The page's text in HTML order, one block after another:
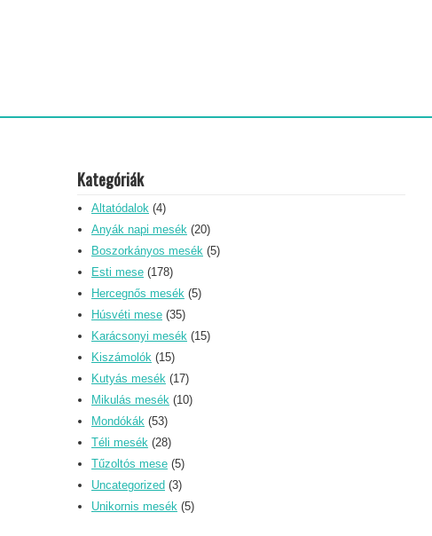
Kategóriák
Altatódalok (4)
Anyák napi mesék (20)
Boszorkányos mesék (5)
Esti mese (178)
Hercegnős mesék (5)
Húsvéti mese (35)
Karácsonyi mesék (15)
Kiszámolók (15)
Kutyás mesék (17)
Mikulás mesék (10)
Mondókák (53)
Téli mesék (28)
Tűzoltós mese (5)
Uncategorized (3)
Unikornis mesék (5)